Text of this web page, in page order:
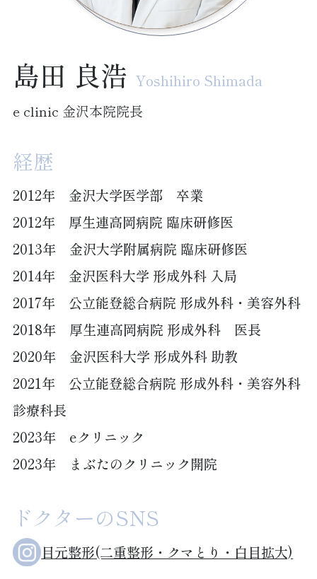
島田 良浩 Yoshihiro Shimada
e clinic 金沢本院院長
経歴
2012年 金沢大学医学部 卒業
2012年 厚生連高岡病院 臨床研修医
2013年 金沢大学附属病院 臨床研修医
2014年 金沢医科大学 形成外科 入局
2017年 公立能登総合病院 形成外科・美容外科
2018年 厚生連高岡病院 形成外科 医長
2020年 金沢医科大学 形成外科 助教
2021年 公立能登総合病院 形成外科・美容外科
診療科長
2023年 eクリニック
2023年 まぶたのクリニック開院
ドクターのSNS
目元整形(二重整形・クマとり・白目拡大)